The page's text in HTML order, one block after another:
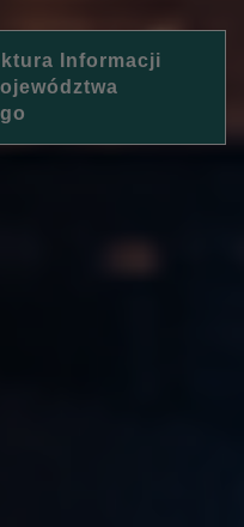
Informacji